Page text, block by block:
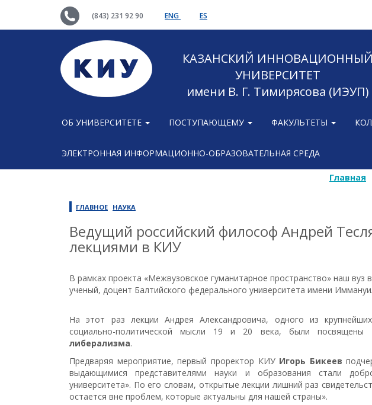
(843) 231 92 90 ENG ES
КАЗАНСКИЙ ИННОВАЦИОННЫЙ
УНИВЕРСИТЕТ
имени В. Г. Тимирясова (ИЭУП)
ОБ УНИВЕРСИТЕТЕ ПОСТУПАЮЩЕМУ ФАКУЛЬТЕТЫ
ЭЛЕКТРОННАЯ ИНФОРМАЦИОННО-ОБРАЗОВАТЕЛЬНАЯ СРЕДА
Главная
ГЛАВНОЕ НАУКА
Ведущий российский философ Андрей
лекциями в КИУ
В рамках проекта «Межвузовское гуманитарное пространство» наш вуз
ученый, доцент Балтийского федерального университета имени
На этот раз лекции Андрея Александровича, одного из
социально-политической мысли 19 и 20 века, были посвящены
либерализма.
Предваряя мероприятие, первый проректор КИУ Игорь Бикеев
выдающимися представителями науки и образования стали
университета». По его словам, открытые лекции лишний раз
остается вне проблем, которые актуальны для нашей страны».